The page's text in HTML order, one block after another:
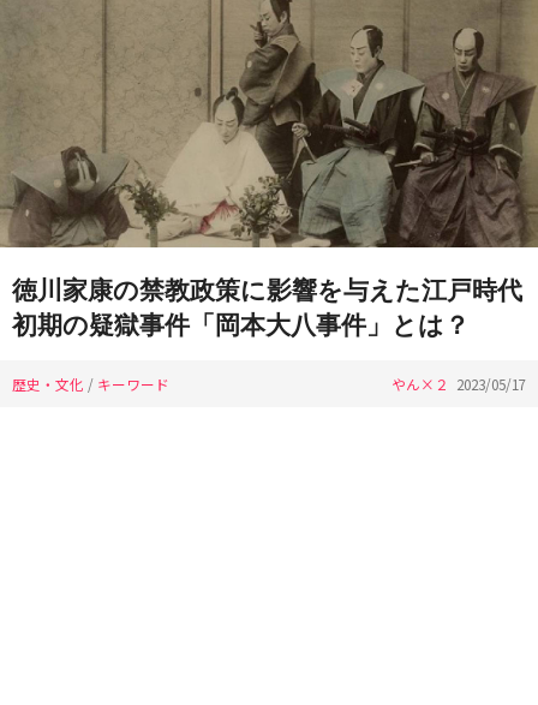
徳川家康の禁教政策に影響を与えた江戸時代
初期の疑獄事件「岡本大八事件」とは？
歴史・文化 / キーワード やん×２ 2023/05/17